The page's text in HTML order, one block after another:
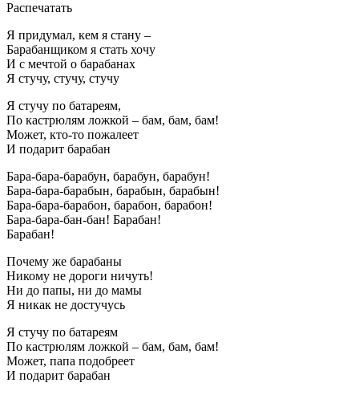
Распечатать
Я придумал, кем я стану –
Барабанщиком я стать хочу
И с мечтой о барабанах
Я стучу, стучу, стучу
Я стучу по батареям,
По кастрюлям ложкой – бам, бам, бам!
Может, кто-то пожалеет
И подарит барабан
Бара-бара-барабун, барабун, барабун!
Бара-бара-барабын, барабын, барабын!
Бара-бара-барабон, барабон, барабон!
Бара-бара-бан-бан! Барабан!
Барабан!
Почему же барабаны
Никому не дороги ничуть!
Ни до папы, ни до мамы
Я никак не достучусь
Я стучу по батареям
По кастрюлям ложкой – бам, бам, бам!
Может, папа подобреет
И подарит барабан